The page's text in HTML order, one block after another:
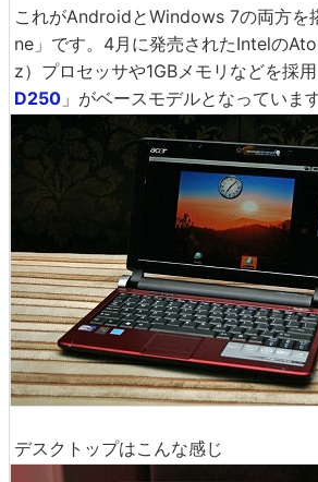
これがAndroidとWindows 7の両方を
ne」です。4月に発売されたIntelの
z）プロセッサや1GBメモリなどを採
D250 」がベースモデルとなっています
デスクトップはこんな感じ